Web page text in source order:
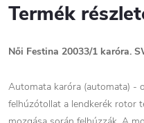
Termék
Női Festina 20033/1 karóra.
Automata karóra (automata) -
felhúzótollat a lendkerék rotor